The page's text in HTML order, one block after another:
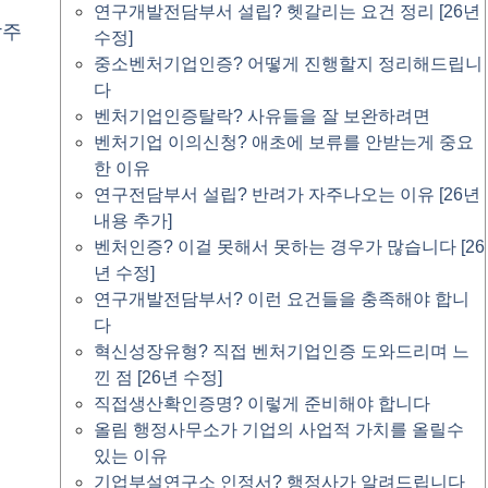
연구개발전담부서 설립? 헷갈리는 요건 정리 [26년
수정]
중소벤처기업인증? 어떻게 진행할지 정리해드립니
다
벤처기업인증탈락? 사유들을 잘 보완하려면
벤처기업 이의신청? 애초에 보류를 안받는게 중요
한 이유
연구전담부서 설립? 반려가 자주나오는 이유 [26년
내용 추가]
벤처인증? 이걸 못해서 못하는 경우가 많습니다 [26
년 수정]
연구개발전담부서? 이런 요건들을 충족해야 합니
다
혁신성장유형? 직접 벤처기업인증 도와드리며 느
낀 점 [26년 수정]
직접생산확인증명? 이렇게 준비해야 합니다
올림 행정사무소가 기업의 사업적 가치를 올릴수
있는 이유
기업부설연구소 인정서? 행정사가 알려드립니다